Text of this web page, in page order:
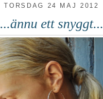
TORSDAG 24 MAJ 2012
...ännu ett snyggt...